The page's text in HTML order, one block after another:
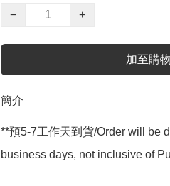
−
+
加至購
簡介
**預5-7工作天到貨/Order will be
business days, not inclusive of